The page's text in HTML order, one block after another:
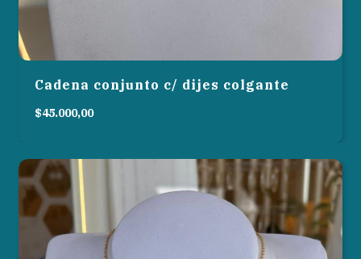
Cadena conjunto c/ dijes colgante
$45.000,00